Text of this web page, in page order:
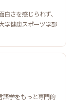
さを感じられず、
学健康スポーツ学部
語学をもっと専門的